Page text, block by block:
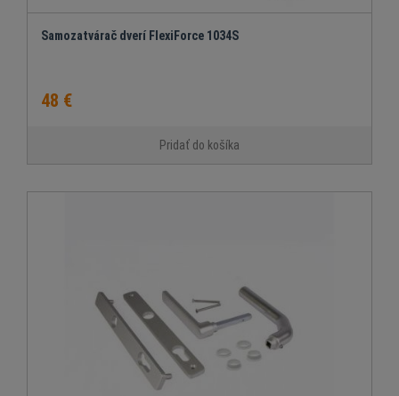
Samozatvárač dverí FlexiForce 1034S
48 €
Pridať do košíka